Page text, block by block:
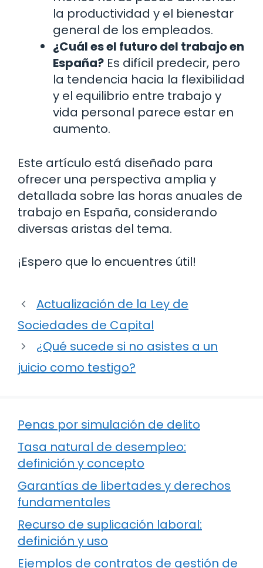
la productividad y el bienestar
general de los empleados.
¿Cuál es el futuro del trabajo en
España? Es difícil predecir, pero
la tendencia hacia la flexibilidad
y el equilibrio entre trabajo y
vida personal parece estar en
aumento.
Este artículo está diseñado para
ofrecer una perspectiva amplia y
detallada sobre las horas anuales de
trabajo en España, considerando
diversas aristas del tema.
¡Espero que lo encuentres útil!
Actualización de la Ley de
Sociedades de Capital
¿Qué sucede si no asistes a un
juicio como testigo?
Penas por simulación de delito
Tasa natural de desempleo:
definición y concepto
Garantías de libertades y derechos
fundamentales
Recurso de suplicación laboral:
definición y uso
Ejemplos de contratos de gestión de